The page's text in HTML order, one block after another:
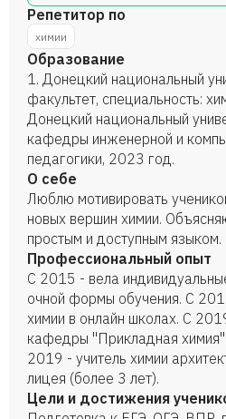
Репетитор по
химии
Образование
1. Донецкий национальный
факультет, специальность:
Донецкий национальный
кафедры инженерной и
педагогики, 2023 год.
О себе
Люблю мотивировать
новых вершин химии.
простым и доступным языком.
Профессиональный опыт
С 2015 - вела
очной формы обучения. С
химии в онлайн школах. С
кафедры "Прикладная химия"
2019 - учитель химии
лицея (более 3 лет).
Цели и достижения